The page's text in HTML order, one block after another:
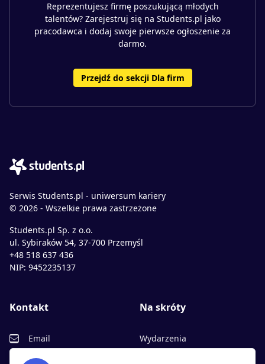
Reprezentujesz firmę poszukującą młodych
talentów? Zarejestruj się na Students.pl jako
pracodawca i dodaj swoje pierwsze ogłoszenie za
darmo.
Przejdź do sekcji Dla firm
Serwis Students.pl - uniwersum kariery
© 2026 - Wszelkie prawa zastrzeżone
Students.pl Sp. z o.o.
ul. Sybiraków 54, 37-700 Przemyśl
+48 518 637 436
NIP: 9452235137
Kontakt
Email
Facebook
Na skróty
Wydarzenia